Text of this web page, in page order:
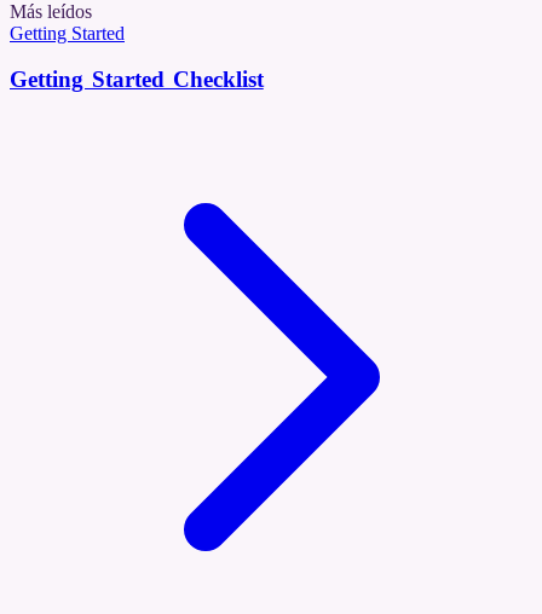
Más leídos
Getting Started
Getting Started Checklist